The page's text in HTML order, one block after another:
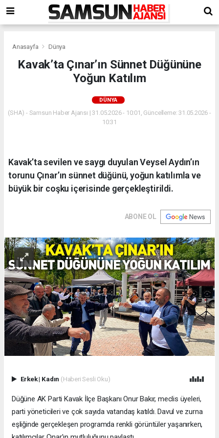
Anasayfa Dünya
Kavak’ta Çınar’ın Sünnet Düğününe
Yoğun Katılım
DÜNYA
(SHA) - Samsun Haber Ajansı | 31.05.2026 - 10:01, Güncelleme: 31.05.2026 -
10:31
Kavak’ta sevilen ve saygı duyulan Veysel Aydın’ın
torunu Çınar’ın sünnet düğünü, yoğun katılımla ve
büyük bir coşku içerisinde gerçekleştirildi.
ABONE OL
Erkek| Kadın (Haberi Sesli Oku)
Düğüne AK Parti Kavak İlçe Başkanı Onur Bakır, meclis üyeleri,
parti yöneticileri ve çok sayıda vatandaş katıldı. Davul ve zurna
eşliğinde gerçekleşen programda renkli görüntüler yaşanırken,